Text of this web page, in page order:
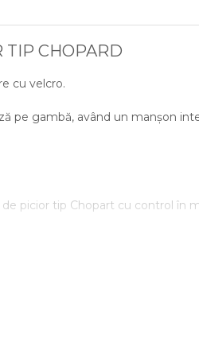
TIP CHOPARD
cu velcro.
pe gambă, având un manșon
picior tip Chopart cu control în